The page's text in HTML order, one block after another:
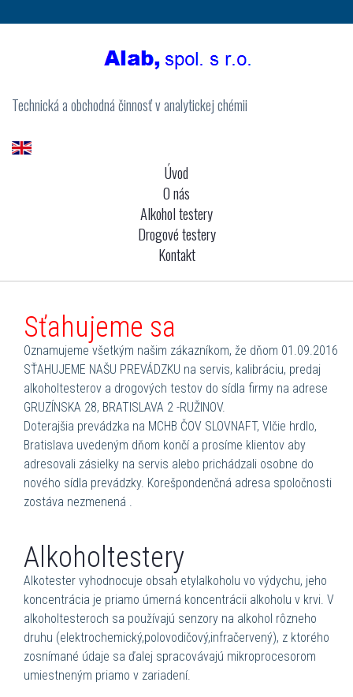
Technická a obchodná činnosť v analytickej chémii
Úvod
O nás
Alkohol testery
Drogové testery
Kontakt
Sťahujeme sa
Oznamujeme všetkým našim zákazníkom, že dňom 01.09.2016
SŤAHUJEME NAŠU PREVÁDZKU na servis, kalibráciu, predaj
alkoholtesterov a drogových testov do sídla firmy na adrese
GRUZÍNSKA 28, BRATISLAVA 2 -RUŽINOV.
Doterajšia prevádzka na MCHB ČOV SLOVNAFT, Vlčie hrdlo,
Bratislava uvedeným dňom končí a prosíme klientov aby
adresovali zásielky na servis alebo prichádzali osobne do
nového sídla prevádzky. Korešpondenčná adresa spoločnosti
zostáva nezmenená .
Alkoholtestery
Alkotester vyhodnocuje obsah etylalkoholu vo výdychu, jeho
koncentrácia je priamo úmerná koncentrácii alkoholu v krvi. V
alkoholtesteroch sa používajú senzory na alkohol rôzneho
druhu (elektrochemický,polovodičový,infračervený), z ktorého
zosnímané údaje sa ďalej spracovávajú mikroprocesorom
umiestneným priamo v zariadení.